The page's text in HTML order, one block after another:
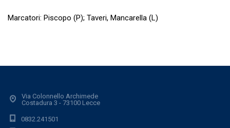
Marcatori: Piscopo (P); Taveri, Mancarella (L)
Via Colonnello Archimede
Costadura 3 - 73100 Lecce
0832.241501